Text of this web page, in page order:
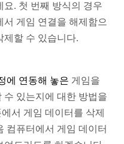
요. 첫 번째 방식의 경우
서 게임 연결을 해제함으
제할 수 있습니다.
에 연동해 놓은 게임을
있는지에 대한 방법을
서 게임 데이터를 삭제
컴퓨터에서 게임 데이터